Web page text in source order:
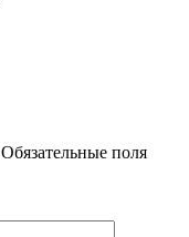
Обязательные поля